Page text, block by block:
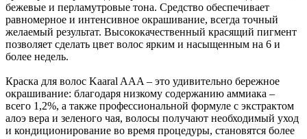
бежевые и перламутровые тона. Средство обеспечивает
равномерное и интенсивное окрашивание, всегда точный
желаемый результат. Высококачественный красящий пигмент
позволяет сделать цвет волос ярким и насыщенным на 6 и
более недель.
Краска для волос Kaaral AAA – это удивительно бережное
окрашивание: благодаря низкому содержанию аммиака –
всего 1,2%, а также профессиональной формуле с экстрактом
алоэ вера и зеленого чая, волосы получают необходимый уход
и кондиционирование во время процедуры, становятся более